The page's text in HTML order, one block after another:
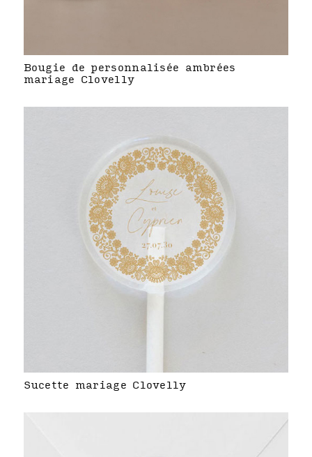
Bougie de personnalisée ambrées
mariage Clovelly
Sucette mariage Clovelly